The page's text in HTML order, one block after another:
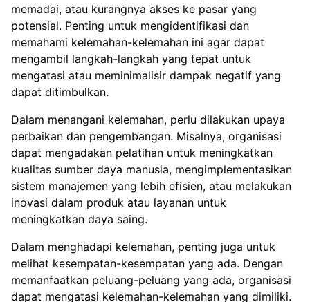
memadai, atau kurangnya akses ke pasar yang
potensial. Penting untuk mengidentifikasi dan
memahami kelemahan-kelemahan ini agar dapat
mengambil langkah-langkah yang tepat untuk
mengatasi atau meminimalisir dampak negatif yang
dapat ditimbulkan.
Dalam menangani kelemahan, perlu dilakukan upaya
perbaikan dan pengembangan. Misalnya, organisasi
dapat mengadakan pelatihan untuk meningkatkan
kualitas sumber daya manusia, mengimplementasikan
sistem manajemen yang lebih efisien, atau melakukan
inovasi dalam produk atau layanan untuk
meningkatkan daya saing.
Dalam menghadapi kelemahan, penting juga untuk
melihat kesempatan-kesempatan yang ada. Dengan
memanfaatkan peluang-peluang yang ada, organisasi
dapat mengatasi kelemahan-kelemahan yang dimiliki.